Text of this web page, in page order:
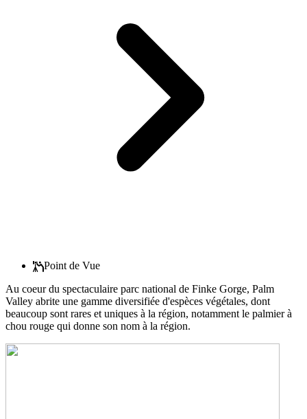
Point de Vue
Au coeur du spectaculaire parc national de Finke Gorge, Palm
Valley abrite une gamme diversifiée d'espèces végétales, dont
beaucoup sont rares et uniques à la région, notamment le palmier à
chou rouge qui donne son nom à la région.